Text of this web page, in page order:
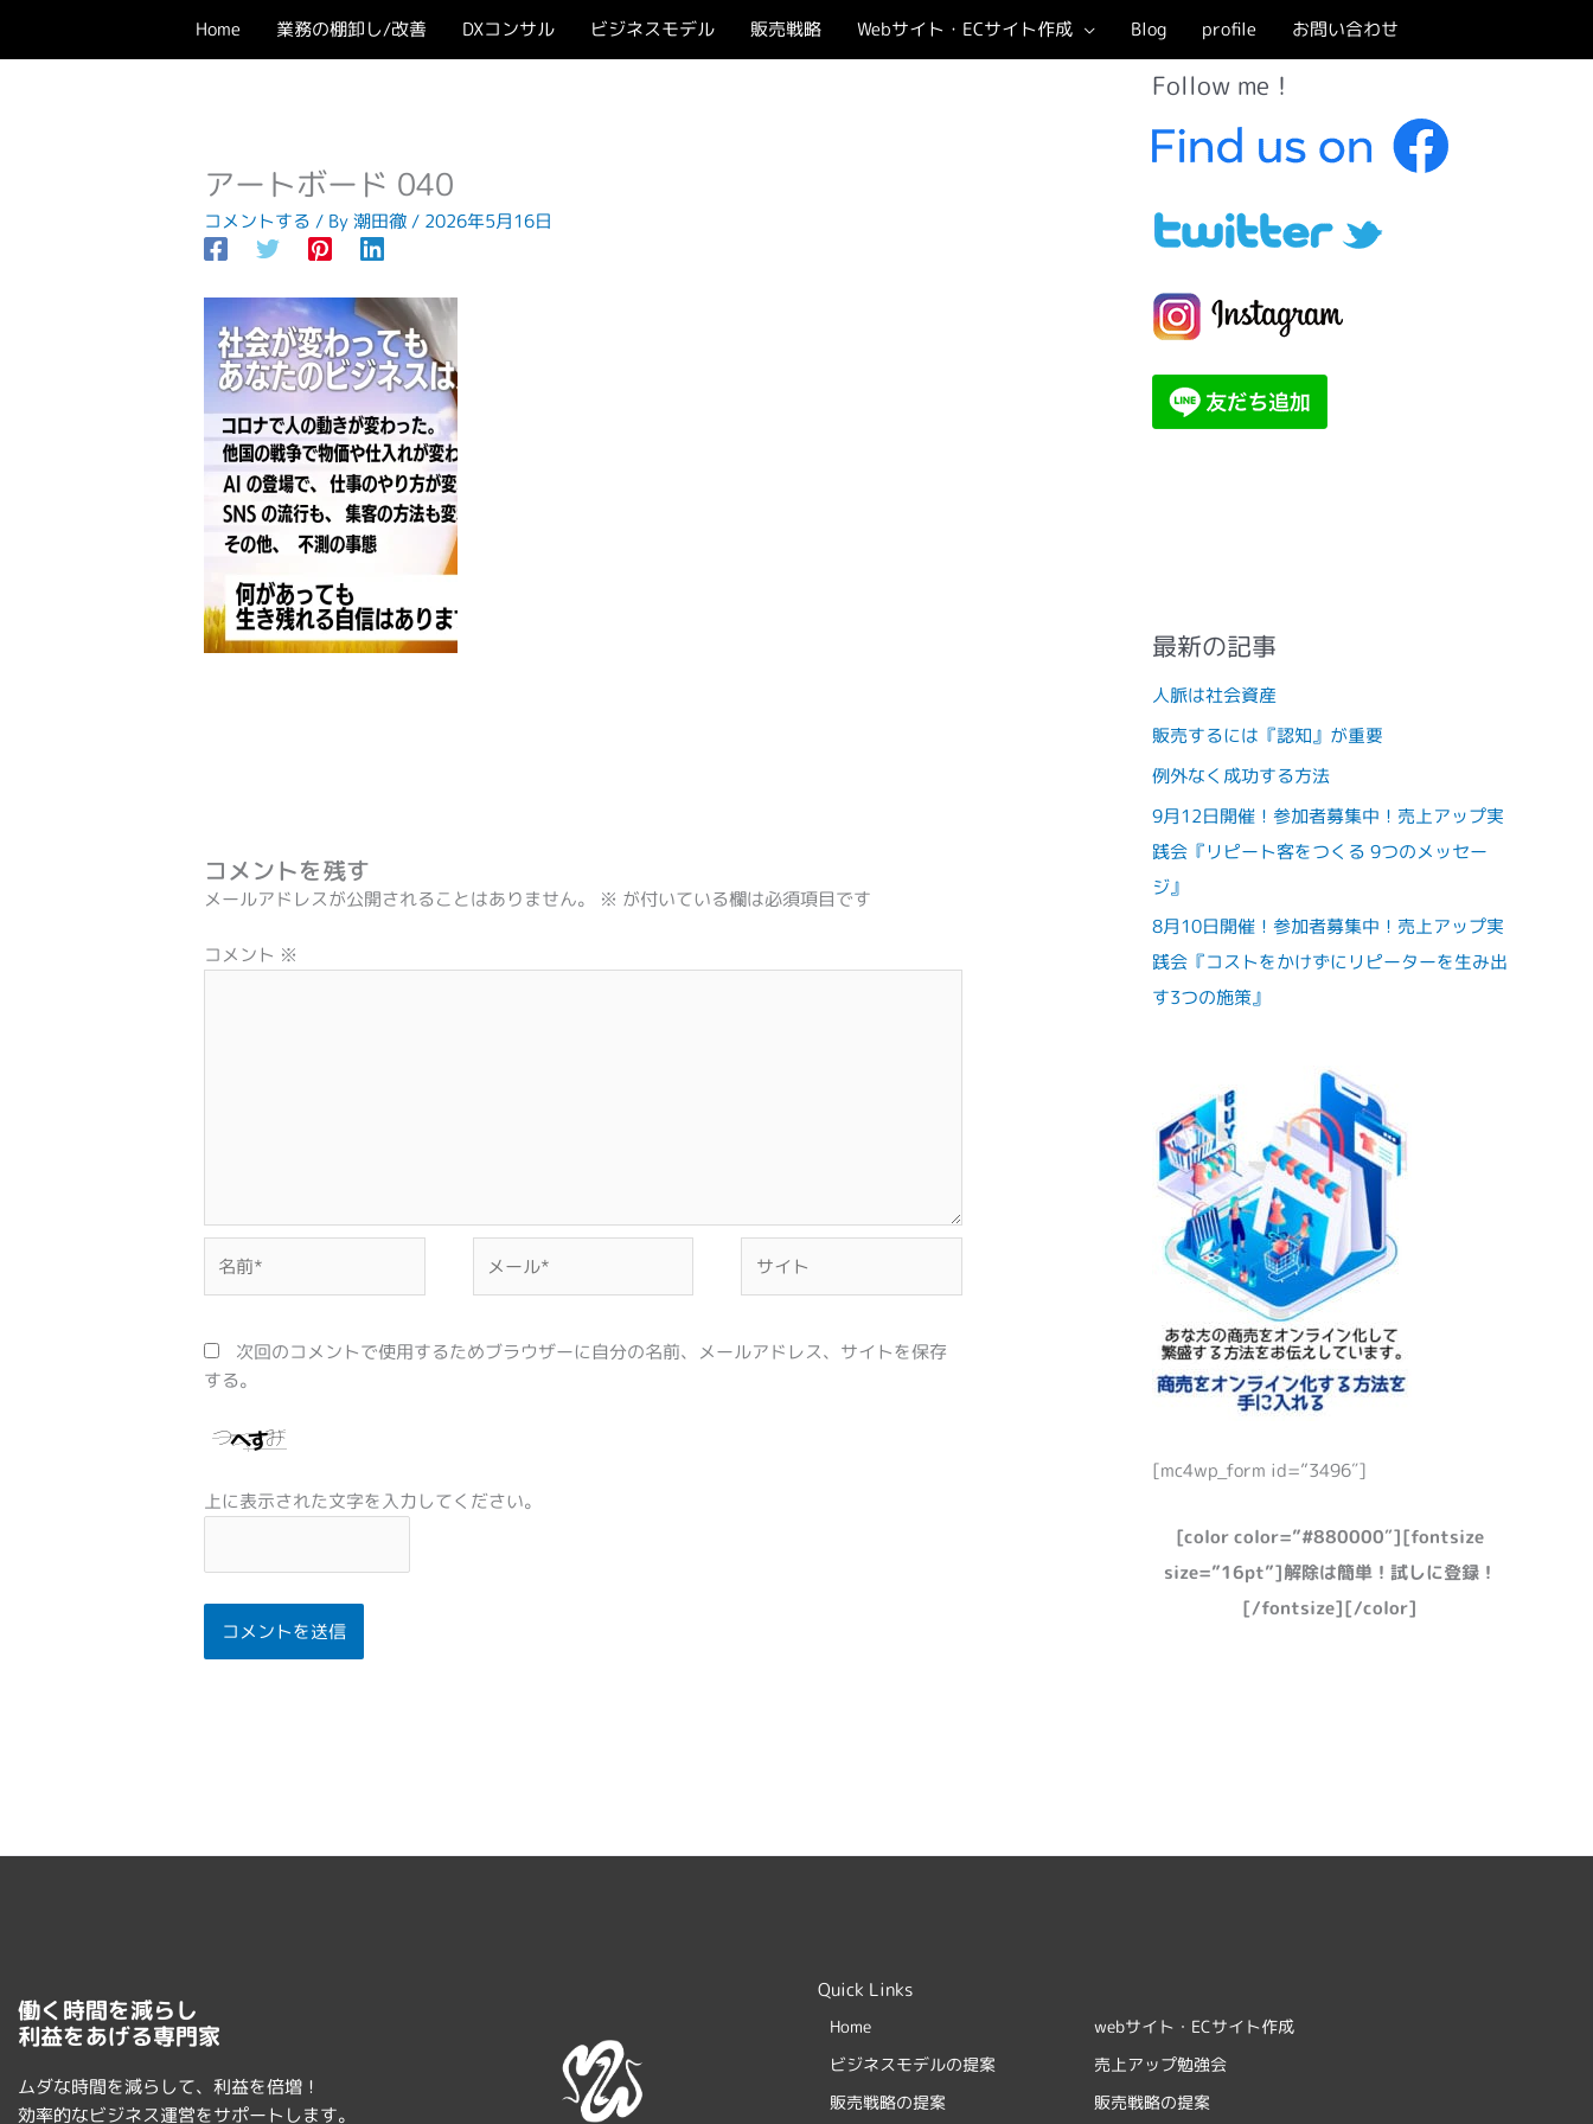
Home 業務の棚卸し/改善 DXコンサル ビジネスモデル 販売戦略 Webサイト・ECサイト作成 Blog profile お問い合わせ
アートボード 040
コメントする / By潮田徹/ 2026年5月16日
コメントを残す
メールアドレスが公開されることはありません。 ※ が付いている欄は必須項目です
コメント ※
前
次回のコメントで使用するためブラウザーに自分の名前、メールアドレス、サイトを保存
する。
上に表示された文字を入力してください。
Follow me！
最新の記事
人脈は社会資産
販売するには『認知』が重要
例外なく成功する方法
9月12日開催！参加者募集中！売上アップ実
践会『リピート客をつくる 9つのメッセー
ジ』
8月10日開催！参加者募集中！売上アップ実
践会『コストをかけずにリピーターを生み出
す3つの施策』
[mc4wp_form id=”3496″]
[color color=”#880000″][fontsize
size=”16pt”]解除は簡単！試しに登録！
[/fontsize][/color]
働く時間を減らし
利益をあげる専門家
ムダな時間を減らして、利益を倍増！
効率的なビジネス運営をサポートします。
Quick Links
Home
ビジネスモデルの提案
販売戦略の提案
webサイト・ECサイト作成
売上アップ勉強会
販売戦略の提案